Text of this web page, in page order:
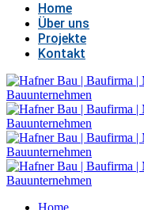
Home
Über uns
Projekte
Kontakt
Home